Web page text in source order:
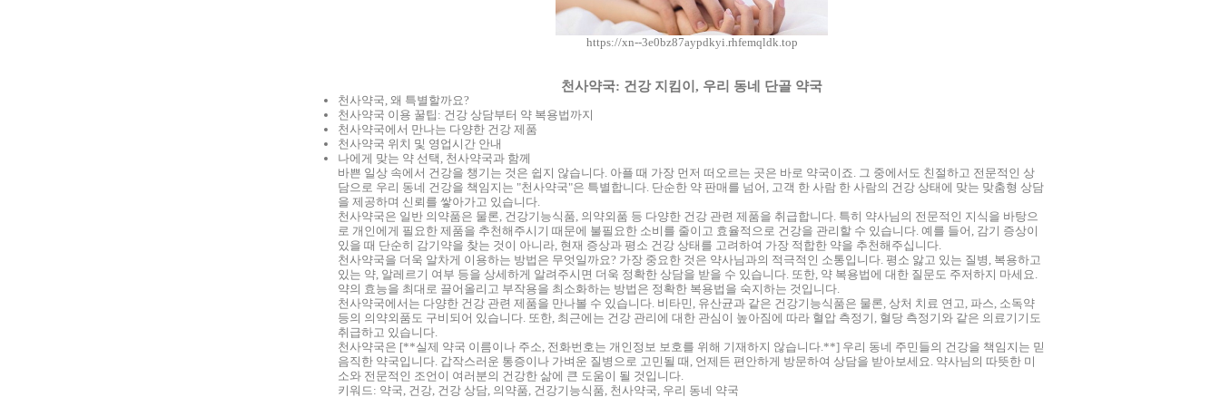
https://xn--3e0bz87aypdkyi.rhfemqldk.top
천사약국: 건강 지킴이, 우리 동네 단골 약국
천사약국, 왜 특별할까요?
천사약국 이용 꿀팁: 건강 상담부터 약 복용법까지
천사약국에서 만나는 다양한 건강 제품
천사약국 위치 및 영업시간 안내
나에게 맞는 약 선택, 천사약국과 함께
바쁜 일상 속에서 건강을 챙기는 것은 쉽지 않습니다. 아플 때 가장 먼저 떠오르는 곳은 바로 약국이죠. 그 중에서도 친절하고 전문적인 상
담으로 우리 동네 건강을 책임지는 "천사약국"은 특별합니다. 단순한 약 판매를 넘어, 고객 한 사람 한 사람의 건강 상태에 맞는 맞춤형 상담
을 제공하며 신뢰를 쌓아가고 있습니다.
천사약국은 일반 의약품은 물론, 건강기능식품, 의약외품 등 다양한 건강 관련 제품을 취급합니다. 특히 약사님의 전문적인 지식을 바탕으
로 개인에게 필요한 제품을 추천해주시기 때문에 불필요한 소비를 줄이고 효율적으로 건강을 관리할 수 있습니다. 예를 들어, 감기 증상이
있을 때 단순히 감기약을 찾는 것이 아니라, 현재 증상과 평소 건강 상태를 고려하여 가장 적합한 약을 추천해주십니다.
천사약국을 더욱 알차게 이용하는 방법은 무엇일까요? 가장 중요한 것은 약사님과의 적극적인 소통입니다. 평소 앓고 있는 질병, 복용하고
있는 약, 알레르기 여부 등을 상세하게 알려주시면 더욱 정확한 상담을 받을 수 있습니다. 또한, 약 복용법에 대한 질문도 주저하지 마세요.
약의 효능을 최대로 끌어올리고 부작용을 최소화하는 방법은 정확한 복용법을 숙지하는 것입니다.
천사약국에서는 다양한 건강 관련 제품을 만나볼 수 있습니다. 비타민, 유산균과 같은 건강기능식품은 물론, 상처 치료 연고, 파스, 소독약
등의 의약외품도 구비되어 있습니다. 또한, 최근에는 건강 관리에 대한 관심이 높아짐에 따라 혈압 측정기, 혈당 측정기와 같은 의료기기도
취급하고 있습니다.
천사약국은 [**실제 약국 이름이나 주소, 전화번호는 개인정보 보호를 위해 기재하지 않습니다.**] 우리 동네 주민들의 건강을 책임지는 믿
음직한 약국입니다. 갑작스러운 통증이나 가벼운 질병으로 고민될 때, 언제든 편안하게 방문하여 상담을 받아보세요. 약사님의 따뜻한 미
소와 전문적인 조언이 여러분의 건강한 삶에 큰 도움이 될 것입니다.
키워드: 약국, 건강, 건강 상담, 의약품, 건강기능식품, 천사약국, 우리 동네 약국